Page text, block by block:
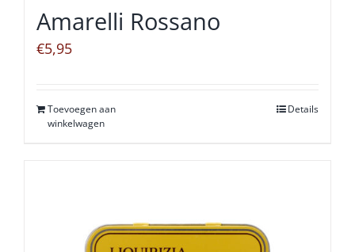
Amarelli Rossano
€5,95
Toevoegen aan
winkelwagen
Details